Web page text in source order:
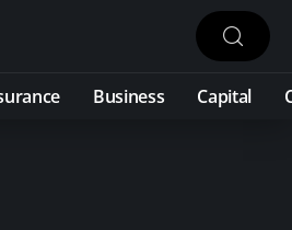
Business Capital